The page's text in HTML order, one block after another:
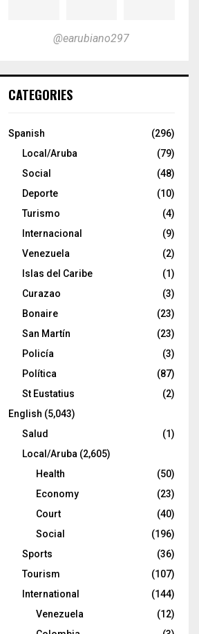
@earubiano297
CATEGORIES
Spanish
(296)
Local/Aruba
(79)
Social
(48)
Deporte
(10)
Turismo
(4)
Internacional
(9)
Venezuela
(2)
Islas del Caribe
(1)
Curazao
(3)
Bonaire
(23)
San Martín
(23)
Policía
(3)
Política
(87)
St Eustatius
(2)
English (5,043)
Salud
(1)
Local/Aruba (2,605)
Health
(50)
Economy
(23)
Court
(40)
Social
(196)
Sports
(36)
Tourism
(107)
International
(144)
Venezuela
(12)